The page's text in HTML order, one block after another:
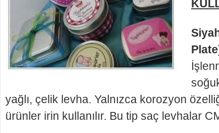
yağlı, çelik lev­ha. Yalnızca korozyon
ürünler irin kullanılır. Bu tip saç levhalar